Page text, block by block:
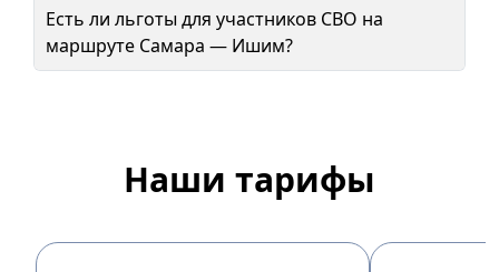
Есть ли льготы для участников СВО на
маршруте Самара — Ишим?
Наши тарифы